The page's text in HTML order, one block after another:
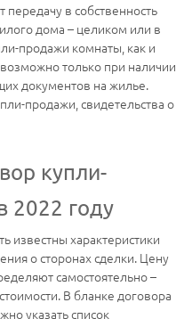
в собственность
дома – целиком или в
продажи комнаты, как и
только при наличии
документов на жилье.
продажи, свидетельства о
купли-
2022 году
известны характеристики
о сторонах сделки. Цену
самостоятельно –
В бланке договора
указать список